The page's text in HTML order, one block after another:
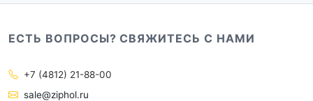
ЕСТЬ ВОПРОСЫ? СВЯЖИТЕСЬ С НАМИ
+7 (4812) 21-88-00
sale@ziphol.ru